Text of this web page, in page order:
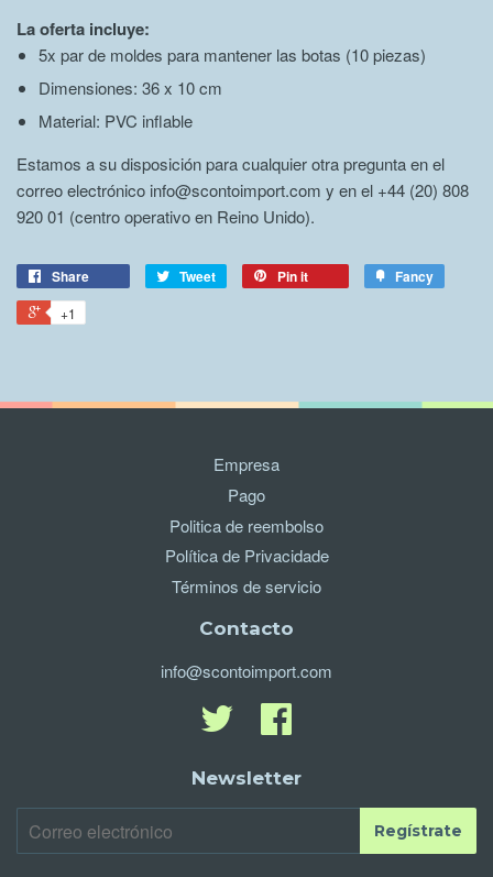
La oferta incluye:
5x par de moldes para mantener las botas (10 piezas)
Dimensiones: 36 x 10 cm
Material: PVC inflable
Estamos a su disposición para cualquier otra pregunta en el
correo electrónico info@scontoimport.com y en el +44 (20) 808
920 01 (centro operativo en Reino Unido).
Share Tweet Pin it Fancy
+1
Empresa
Pago
Politica de reembolso
Política de Privacidade
Términos de servicio
Contacto
info@scontoimport.com
Twitter
Newsletter